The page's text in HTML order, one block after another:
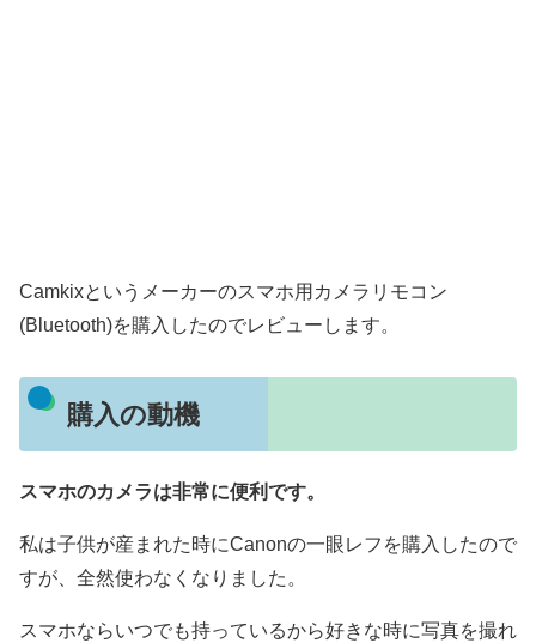
Camkixというメーカーのスマホ用カメラリモコン
(Bluetooth)を購入したのでレビューします。
購入の動機
スマホのカメラは非常に便利です。
私は子供が産まれた時にCanonの一眼レフを購入したので
すが、全然使わなくなりました。
スマホならいつでも持っているから好きな時に写真を撮れ